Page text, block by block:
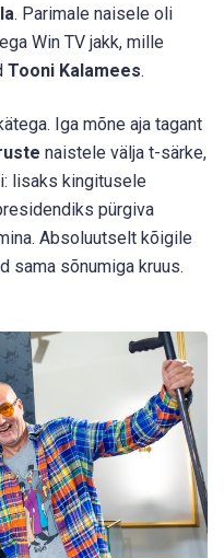
. Parimale naisele oli
Win TV jakk, mille
Tooni Kalamees.
Iga mõne aja tagant
naistele välja t-särke,
lisaks kingitusele
pürgiva
Absoluutselt kõigile
sama sõnumiga kruus.